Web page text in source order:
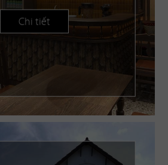
Chi tiết